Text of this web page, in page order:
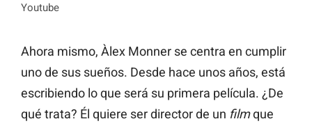
Youtube
Ahora mismo, Àlex Monner se centra en cumplir
uno de sus sueños. Desde hace unos años, está
escribiendo lo que será su primera película. ¿De
qué trata? Él quiere ser director de un filmque